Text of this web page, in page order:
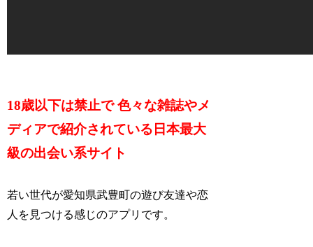
18歳以下は禁止で 色々な雑誌やメ
ディアで紹介されている日本最大
級の出会い系サイト
若い世代が愛知県武豊町の遊び友達や恋
人を見つける感じのアプリです。